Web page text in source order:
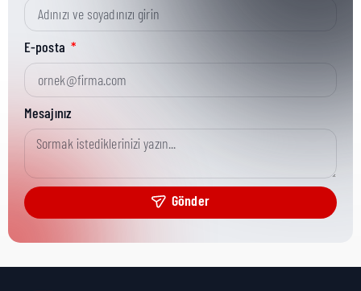
Kısa Parça No:
Ürün Grubu:
Ürün Kategorisi:
Nakliye Yüksekliği:
E-posta
Mesajınız
Gönder